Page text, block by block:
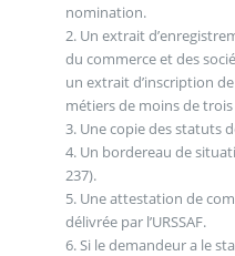
nomination.
2. Un extrait
du commerce et des
un extrait d’inscription
métiers de moins de trois
3. Une copie des statuts
4. Un bordereau de
237).
5. Une attestation de
délivrée par l’URSSAF.
6. Si le demandeur a le